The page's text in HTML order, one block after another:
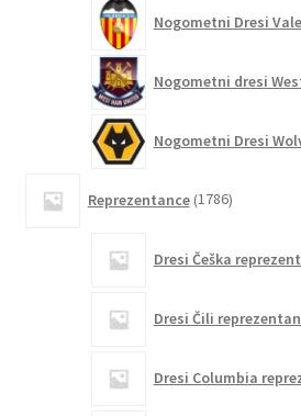
Nogometni Dresi
Nogometni dresi
Nogometni Dresi
Reprezentance 1786izdelkov
Dresi Češka
Dresi Čili
Dresi Columbia